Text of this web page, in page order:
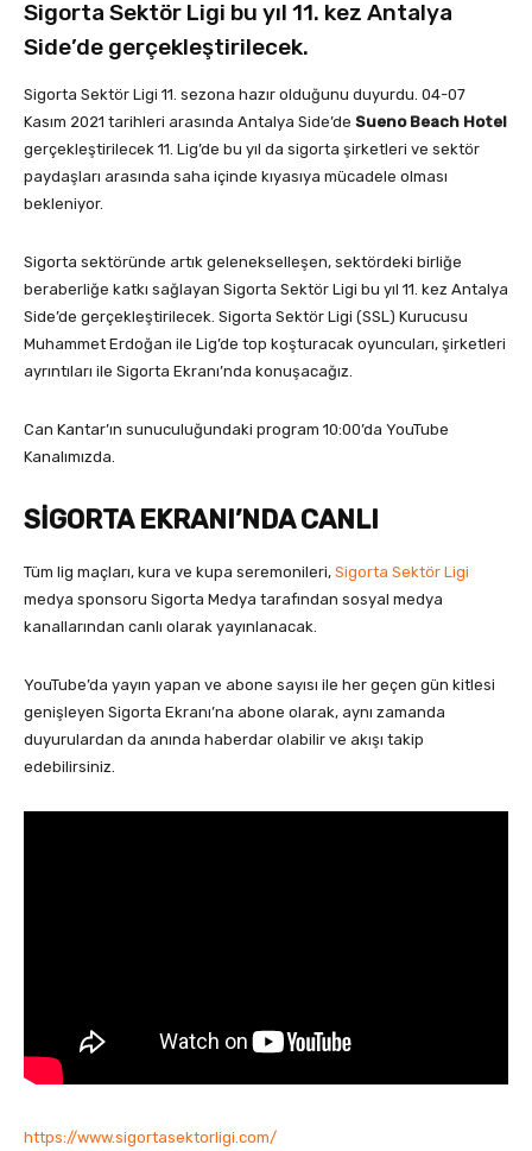
Sigorta Sektör Ligi bu yıl 11. kez Antalya
Side’de gerçekleştirilecek.
Sigorta Sektör Ligi 11. sezona hazır olduğunu duyurdu. 04-07
Kasım 2021 tarihleri arasında Antalya Side’de Sueno Beach Hotel
gerçekleştirilecek 11. Lig’de bu yıl da sigorta şirketleri ve sektör
paydaşları arasında saha içinde kıyasıya mücadele olması
bekleniyor.
Sigorta sektöründe artık gelenekselleşen, sektördeki birliğe
beraberliğe katkı sağlayan Sigorta Sektör Ligi bu yıl 11. kez Antalya
Side’de gerçekleştirilecek. Sigorta Sektör Ligi (SSL) Kurucusu
Muhammet Erdoğan ile Lig’de top koşturacak oyuncuları, şirketleri
ayrıntıları ile Sigorta Ekranı’nda konuşacağız.
Can Kantar’ın sunuculuğundaki program 10:00’da YouTube
Kanalımızda.
SİGORTA EKRANI’NDA CANLI
Tüm lig maçları, kura ve kupa seremonileri, Sigorta Sektör Ligi
medya sponsoru Sigorta Medya tarafından sosyal medya
kanallarından canlı olarak yayınlanacak.
YouTube’da yayın yapan ve abone sayısı ile her geçen gün kitlesi
genişleyen Sigorta Ekranı’na abone olarak, aynı zamanda
duyurulardan da anında haberdar olabilir ve akışı takip
edebilirsiniz.
https://www.sigortasektorligi.com/